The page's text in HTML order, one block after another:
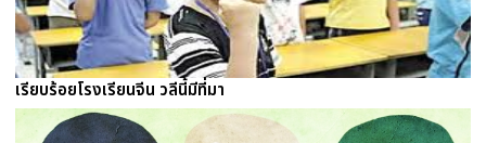
เรียบร้อยโรงเรียนจีน วลีนี้มีที่มา